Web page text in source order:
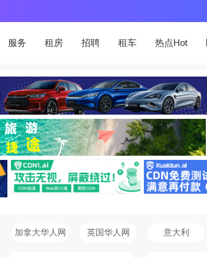
服务 租房 招聘 租车 热点Hot
加拿大华人网 英国华人网 意大利